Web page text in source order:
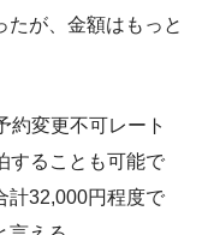
たが、金額はもっと
約変更不可レート
することも可能で
計32,000円程度で